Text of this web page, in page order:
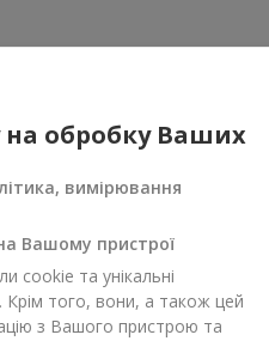
на обробку Ваших
вимірювання
Вашому пристрої
cookie та унікальні
Крім того, вони, а також цей
з Вашого пристрою та